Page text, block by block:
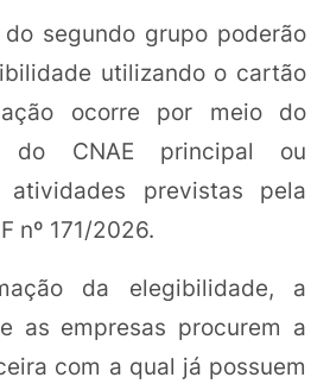
segundo grupo poderão
utilizando o cartão
ocorre por meio do
do CNAE principal ou
atividades previstas pela
nº 171/2026.
da elegibilidade, a
as empresas procurem a
com a qual já possuem